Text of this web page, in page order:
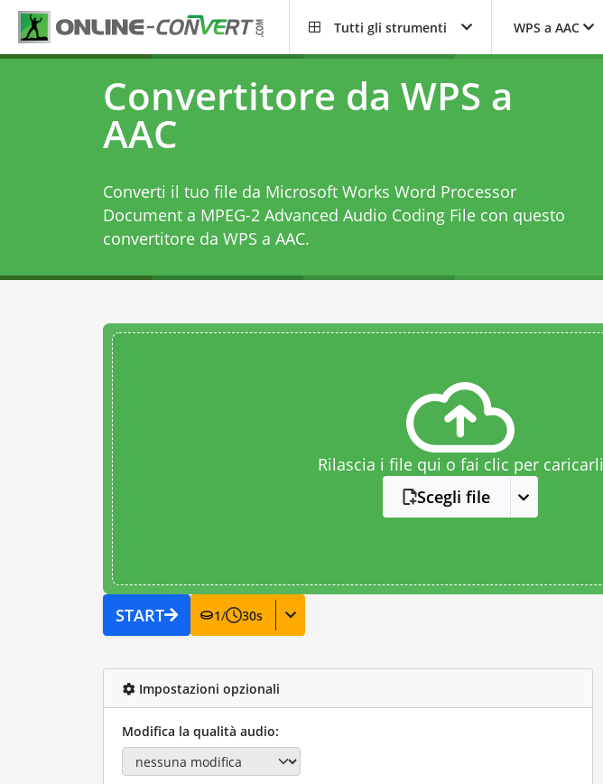
Tutti gli strumenti WPS a AAC
Convertitore da WPS a
AAC
Converti il tuo file da Microsoft Works Word Processor
Document a MPEG-2 Advanced Audio Coding File con questo
convertitore da WPS a AAC.
Rilascia i file qui o fai clic per caricarli
Scegli file
START 1/ 30s
Impostazioni opzionali
Modifica la qualità audio: